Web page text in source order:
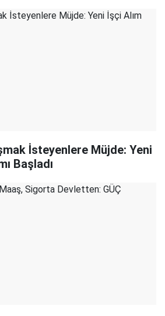
İsteyenlere Müjde: Yeni
Başladı